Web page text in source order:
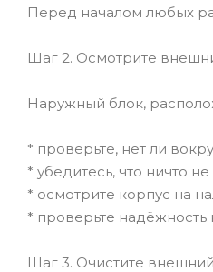
Перед началом любых
Шаг 2. Осмотрите
Наружный блок,
* проверьте, нет ли
* убедитесь, что ничто
* осмотрите корпус на
* проверьте надёжность
Шаг 3. Очистите